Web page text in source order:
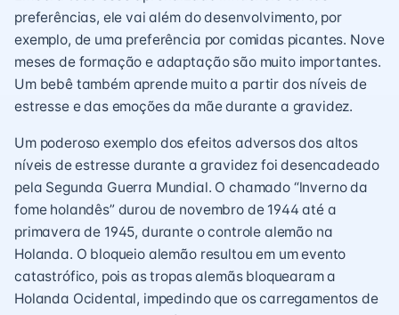
preferências, ele vai além do desenvolvimento, por
exemplo, de uma preferência por comidas picantes. Nove
meses de formação e adaptação são muito importantes.
Um bebê também aprende muito a partir dos níveis de
estresse e das emoções da mãe durante a gravidez.
Um poderoso exemplo dos efeitos adversos dos altos
níveis de estresse durante a gravidez foi desencadeado
pela Segunda Guerra Mundial. O chamado “lnverno da
fome holandês” durou de novembro de 1944 até a
primavera de 1945, durante o controle alemão na
Holanda. O bloqueio alemão resultou em um evento
catastrófico, pois as tropas alemãs bloquearam a
Holanda Ocidental, impedindo que os carregamentos de